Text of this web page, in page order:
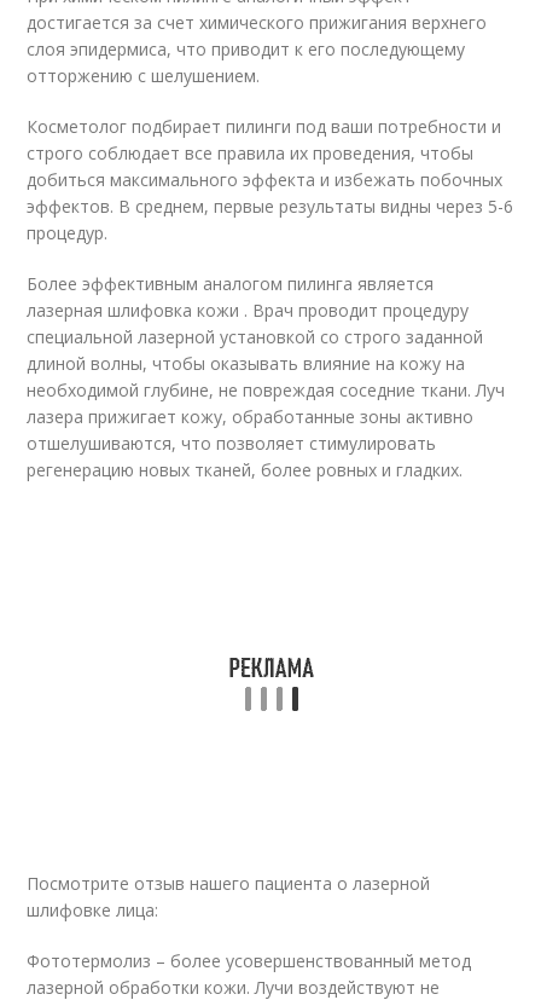
достигается за счет химического прижигания верхнего
слоя эпидермиса, что приводит к его последующему
отторжению с шелушением.
Косметолог подбирает пилинги под ваши потребности и
строго соблюдает все правила их проведения, чтобы
добиться максимального эффекта и избежать побочных
эффектов. В среднем, первые результаты видны через 5-6
процедур.
Более эффективным аналогом пилинга является
лазерная шлифовка кожи . Врач проводит процедуру
специальной лазерной установкой со строго заданной
длиной волны, чтобы оказывать влияние на кожу на
необходимой глубине, не повреждая соседние ткани. Луч
лазера прижигает кожу, обработанные зоны активно
отшелушиваются, что позволяет стимулировать
регенерацию новых тканей, более ровных и гладких.
Посмотрите отзыв нашего пациента о лазерной
шлифовке лица:
Фототермолиз – более усовершенствованный метод
лазерной обработки кожи. Лучи воздействуют не